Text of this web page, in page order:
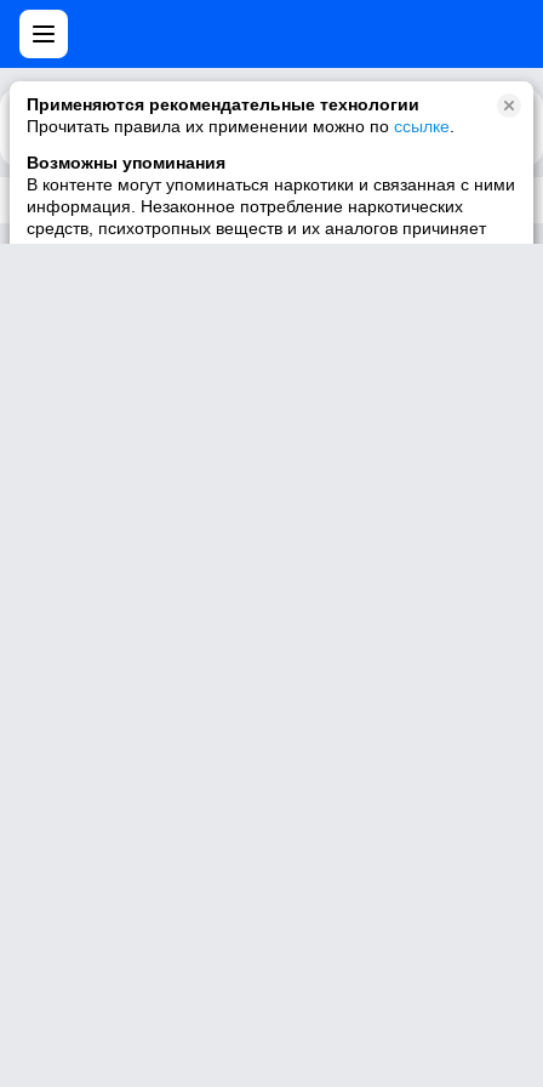
Применяются рекомендательные технологии
Прочитать правила их применении можно по ссылке
Возможны упоминания
В контенте могут упоминаться наркотики и связанная с ними
информация. Незаконное потребление наркотических
средств, психотропных веществ и их аналогов причиняет
Каталог Рекомендации
Трек не существует